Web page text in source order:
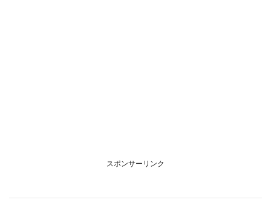
スポンサーリンク